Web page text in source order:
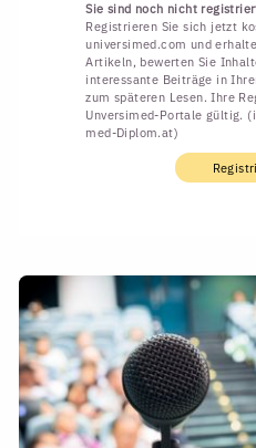
Sie sind noch nicht
Registrieren Sie sich jetzt
universimed.com und
Artikeln, bewerten Sie
interessante Beiträge in
zum späteren Lesen. Ihre
Unversimed-Portale gültig.
med-Diplom.at)